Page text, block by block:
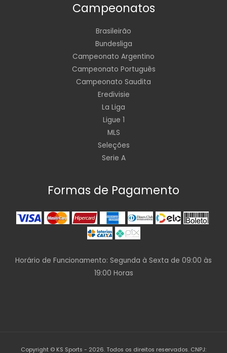
Campeonatos
Brasileirão
Bundesliga
Campeonato Argentino
Campeonato Português
Campeonato Saudita
Eredivisie
La Liga
Ligue 1
MLS
Seleções
Serie A
Formas de Pagamento
Horário de Funcionamento: Segunda à Sexta de 09:00 às
19:00 Horas
Copyright © KS Sports - 2026. Todos os direitos reservados. CNPJ: